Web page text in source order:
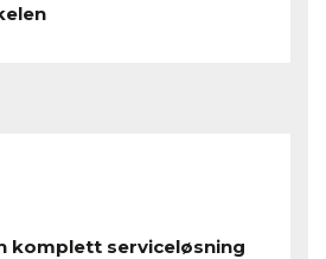
komplett serviceløsning